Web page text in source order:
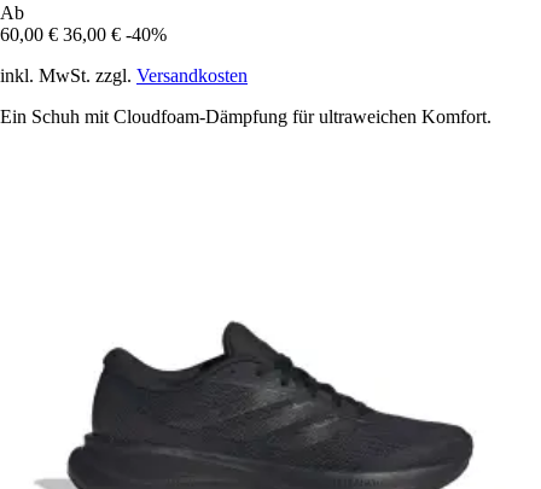
Ab
60,00 € 36,00 € -40%
inkl. MwSt. zzgl. Versandkosten
Ein Schuh mit Cloudfoam-Dämpfung für ultraweichen Komfort.